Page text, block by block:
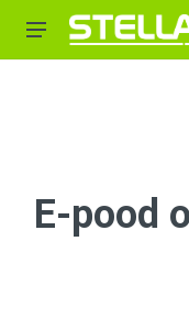
E-pood